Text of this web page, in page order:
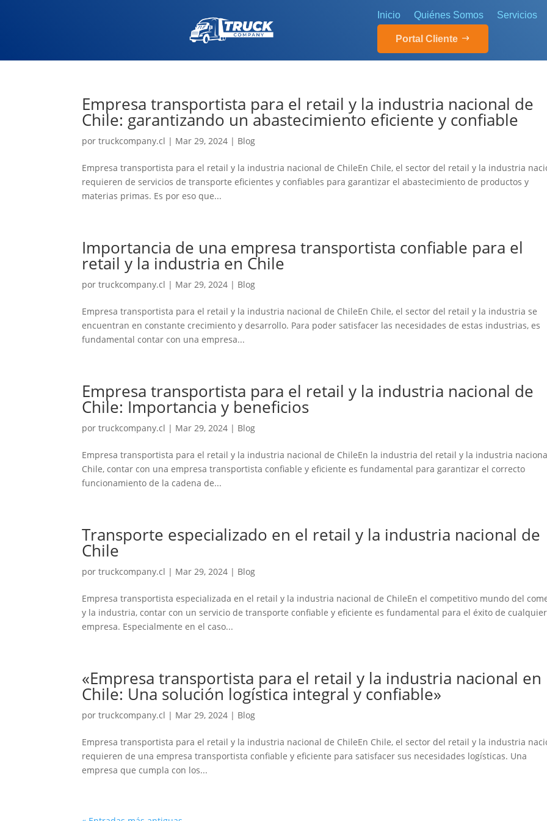
Inicio Quiénes Somos Servicios
Portal Cliente
Empresa transportista para el retail y la industria nacional de
Chile: garantizando un abastecimiento eficiente y confiable
portruckcompany.cl | Mar 29, 2024 | Blog
Empresa transportista para el retail y la industria nacional de ChileEn Chile, el sector del retail y la industria
requieren de servicios de transporte eficientes y confiables para garantizar el abastecimiento de productos y
materias primas. Es por eso que...
Importancia de una empresa transportista confiable para el
retail y la industria en Chile
portruckcompany.cl | Mar 29, 2024 | Blog
Empresa transportista para el retail y la industria nacional de ChileEn Chile, el sector del retail y la industria se
encuentran en constante crecimiento y desarrollo. Para poder satisfacer las necesidades de estas industrias, es
fundamental contar con una empresa...
Empresa transportista para el retail y la industria nacional de
Chile: Importancia y beneficios
portruckcompany.cl | Mar 29, 2024 | Blog
Empresa transportista para el retail y la industria nacional de ChileEn la industria del retail y la industria
Chile, contar con una empresa transportista confiable y eficiente es fundamental para garantizar el correcto
funcionamiento de la cadena de...
Transporte especializado en el retail y la industria nacional de
Chile
portruckcompany.cl | Mar 29, 2024 | Blog
Empresa transportista especializada en el retail y la industria nacional de ChileEn el competitivo mundo del
y la industria, contar con un servicio de transporte confiable y eficiente es fundamental para el éxito de cualquier
empresa. Especialmente en el caso...
«Empresa transportista para el retail y la industria nacional en
Chile: Una solución logística integral y confiable»
portruckcompany.cl | Mar 29, 2024 | Blog
Empresa transportista para el retail y la industria nacional de ChileEn Chile, el sector del retail y la industria
requieren de una empresa transportista confiable y eficiente para satisfacer sus necesidades logísticas. Una
empresa que cumpla con los...